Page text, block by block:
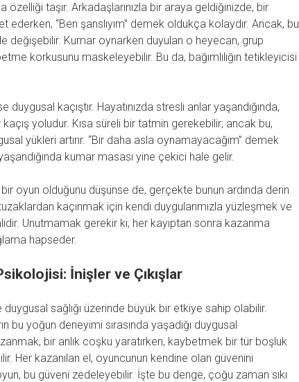
taşır. Arkadaşlarınızla bir araya geldiğinizde, bir
ederken, “Ben şanslıyım” demek oldukça kolaydır. Ancak, bu
değişebilir. Kumar oynarken duyulan o heyecan, grup
korkusunu maskeleyebilir. Bu da, bağımlılığın tetikleyicisi
kaçıştır. Hayatınızda stresli anlar yaşandığında,
yoludur. Kısa süreli bir tatmin gerekebilir; ancak bu,
yükleri artırır. “Bir daha asla oynamayacağım” demek
kumar masası yine çekici hale gelir.
oyun olduğunu düşünse de, gerçekte bunun ardında derin
kaçınmak için kendi duygularımızla yüzleşmek ve
Unutmamak gerekir ki, her kayıptan sonra kazanma
hapseder.
İnişler ve Çıkışlar
sağlığı üzerinde büyük bir etkiye sahip olabilir.
bu yoğun deneyimi sırasında yaşadığı duygusal
bir anlık coşku yaratırken, kaybetmek bir tür boşluk
Her kazanılan el, oyuncunun kendine olan güvenini
bu güveni zedeleyebilir. İşte bu denge, çoğu zaman sıkı